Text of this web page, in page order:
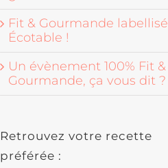
Fit & Gourmande labellisé
Écotable !
Un évènement 100% Fit &
Gourmande, ça vous dit ?
Retrouvez votre recette
préférée :